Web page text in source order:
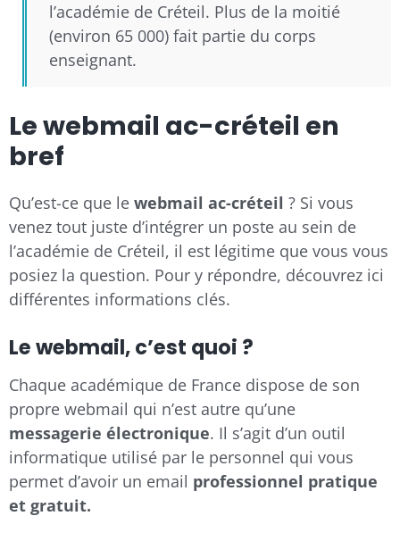
l’académie de Créteil. Plus de la moitié
(environ 65 000) fait partie du corps
enseignant.
Le webmail ac-créteil en
bref
Qu’est-ce que le webmail ac-créteil ? Si vous
venez tout juste d’intégrer un poste au sein de
l’académie de Créteil, il est légitime que vous vous
posiez la question. Pour y répondre, découvrez ici
différentes informations clés.
Le webmail, c’est quoi ?
Chaque académique de France dispose de son
propre webmail qui n’est autre qu’une
messagerie électronique. Il s’agit d’un outil
informatique utilisé par le personnel qui vous
permet d’avoir un email professionnel pratique
et gratuit.